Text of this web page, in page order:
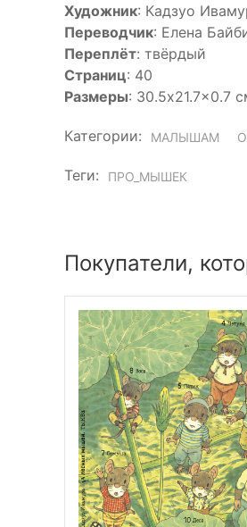
Художник: Кадзуо
Переводчик: Елена
Переплёт: твёрдый
Страниц: 40
Размеры: 30.5x21.7x0.7
Категории: МАЛЫШАМ
Теги: ПРО_МЫШЕК
Покупатели,